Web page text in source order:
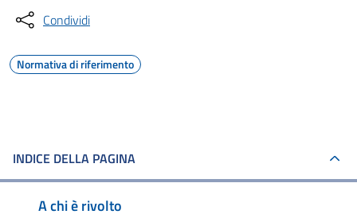
Condividi
Normativa di riferimento
INDICE DELLA PAGINA
A chi è rivolto